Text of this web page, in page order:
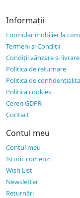
Informaţii
Formular mobilier la
Termeni și Condiții
Condiții vânzare și livrare
Politica de returnare
Politica de
Politica cookies
Cereri GDPR
Contact
Contul meu
Contul meu
Istoric comenzi
Wish List
Newsletter
Returnări